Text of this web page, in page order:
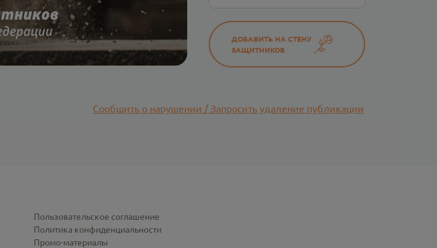
ДОБАВИТЬ НА СТЕНУ
ЗАЩИТНИКОВ
Сообщить о нарушении / Запросить удаление публикации
Пользовательское соглашение
Политика конфиденциальности
Промо-материалы